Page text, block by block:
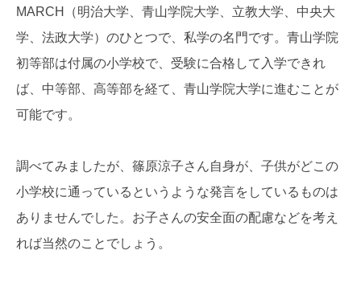
MARCH（明治大学、青山学院大学、立教大学、中央大
学、法政大学）のひとつで、私学の名門です。青山学院
初等部は付属の小学校で、受験に合格して入学できれ
ば、中等部、高等部を経て、青山学院大学に進むことが
可能です。
調べてみましたが、篠原涼子さん自身が、子供がどこの
小学校に通っているというような発言をしているものは
ありませんでした。お子さんの安全面の配慮などを考え
れば当然のことでしょう。